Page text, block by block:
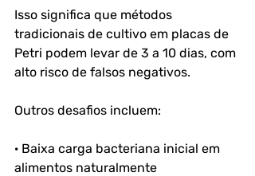
Isso significa que métodos
tradicionais de cultivo em placas de
Petri podem levar de 3 a 10 dias, com
alto risco de falsos negativos.
Outros desafios incluem:
· Baixa carga bacteriana inicial em
alimentos naturalmente